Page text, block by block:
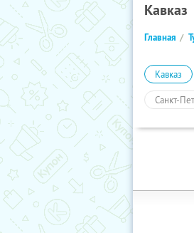
Кавказ
Главная
Кавказ
Санкт-